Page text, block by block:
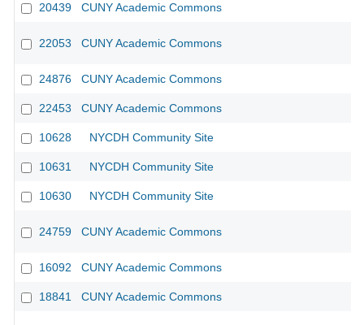
20439 CUNY Academic Commons
22053 CUNY Academic Commons
24876 CUNY Academic Commons
22453 CUNY Academic Commons
10628 NYCDH Community Site
10631 NYCDH Community Site
10630 NYCDH Community Site
24759 CUNY Academic Commons
16092 CUNY Academic Commons
18841 CUNY Academic Commons